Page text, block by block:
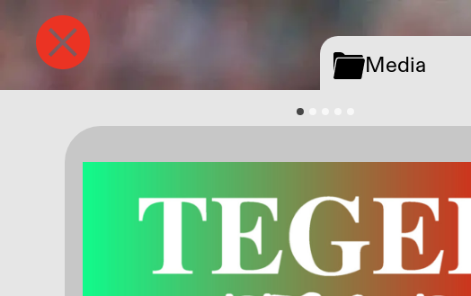
Tegel MediaMedia